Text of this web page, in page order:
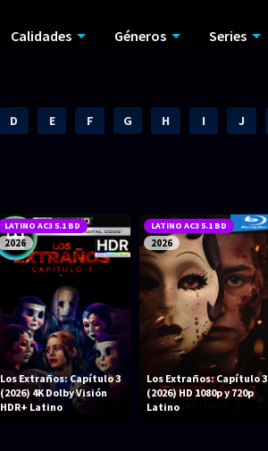
Calidades Géneros Series
D E F G H I J
LATINO AC3 5.1 BD
2026
Los Extraños: Capítulo 3
(2026) 4K Dolby Visión
HDR+ Latino
LATINO AC3 5.1 BD
2026
Los Extraños: Capítulo 3
(2026) HD 1080p y 720p
Latino